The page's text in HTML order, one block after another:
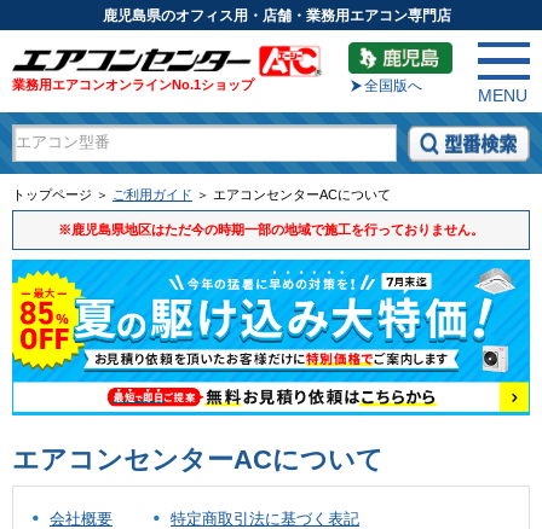
鹿児島県のオフィス用・店舗・業務用エアコン専門店
業務用エアコンオンラインNo.1ショップ 全国版へ
MENU
トップページ ＞ ご利用ガイド ＞ エアコンセンターACについて
※鹿児島県地区はただ今の時期一部の地域で施工を行っておりません。
エアコンセンターACについて
会社概要 特定商取引法に基づく表記